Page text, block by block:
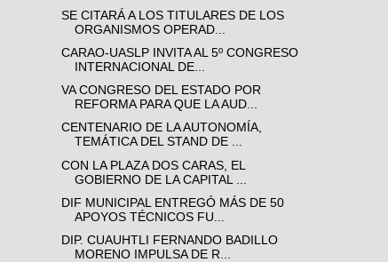
SE CITARÁ A LOS TITULARES DE LOS
ORGANISMOS OPERAD...
CARAO-UASLP INVITA AL 5º CONGRESO
INTERNACIONAL DE...
VA CONGRESO DEL ESTADO POR
REFORMA PARA QUE LA AUD...
CENTENARIO DE LA AUTONOMÍA,
TEMÁTICA DEL STAND DE ...
CON LA PLAZA DOS CARAS, EL
GOBIERNO DE LA CAPITAL ...
DIF MUNICIPAL ENTREGÓ MÁS DE 50
APOYOS TÉCNICOS FU...
DIP. CUAUHTLI FERNANDO BADILLO
MORENO IMPULSA DE R...